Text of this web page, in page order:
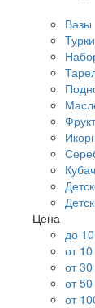
Вазы
Турки
Цена
до
от
от
от
от